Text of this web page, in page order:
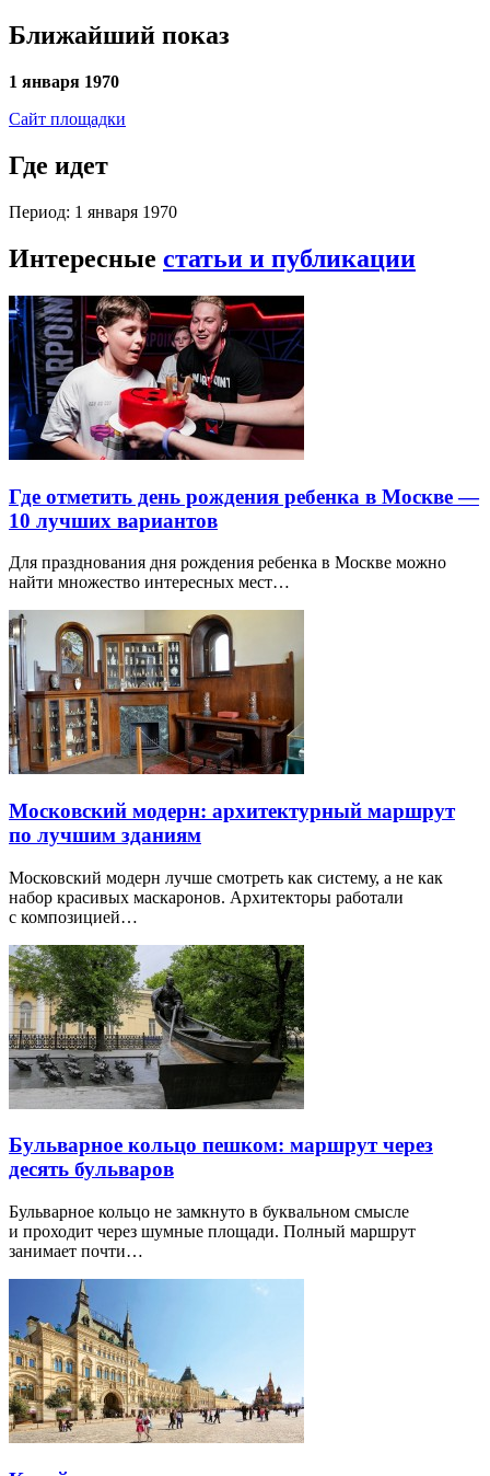
Ближайший показ
1 января 1970
Сайт площадки
Где идет
Период: 1 января 1970
Интересные статьи и публикации
Где отметить день рождения ребенка в Москве —
10 лучших вариантов
Для празднования дня рождения ребенка в Москве можно
найти множество интересных мест…
Московский модерн: архитектурный маршрут
по лучшим зданиям
Московский модерн лучше смотреть как систему, а не как
набор красивых маскаронов. Архитекторы работали
с композицией…
Бульварное кольцо пешком: маршрут через
десять бульваров
Бульварное кольцо не замкнуто в буквальном смысле
и проходит через шумные площади. Полный маршрут
занимает почти…